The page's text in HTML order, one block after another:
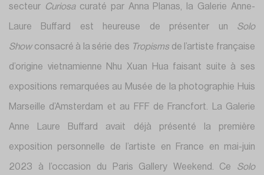
secteur Curiosa curaté par Anna Planas, la Galerie Anne-
Laure Buffard est heureuse de présenter un Solo
Show consacré à la série des Tropisms de l’artiste française
d’origine vietnamienne Nhu Xuan Hua faisant suite à ses
expositions remarquées au Musée de la photographie Huis
Marseille d’Amsterdam et au FFF de Francfort. La Galerie
Anne Laure Buffard avait déjà présenté la première
exposition personnelle de l’artiste en France en mai-juin
2023 à l’occasion du Paris Gallery Weekend. Ce Solo